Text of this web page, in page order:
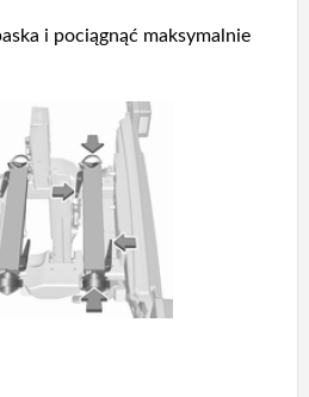
i pociągnąć maksymalnie